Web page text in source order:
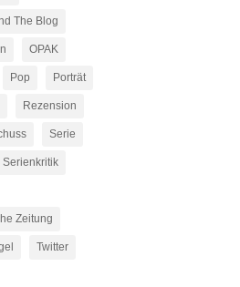
The Blog
OPAK
Pop Porträt
Rezension
Serie
Serienkritik
Zeitung
Twitter